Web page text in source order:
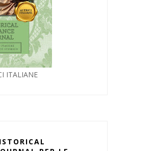
ITALIANE